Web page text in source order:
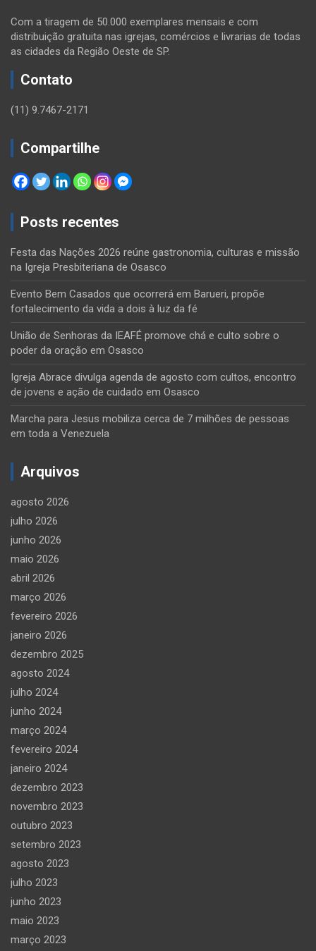
Com a tiragem de 50.000 exemplares mensais e com
distribuição gratuita nas igrejas, comércios e livrarias de todas
as cidades da Região Oeste de SP.
Contato
(11) 9.7467-2171
Compartilhe
Posts recentes
Festa das Nações 2026 reúne gastronomia, culturas e missão
na Igreja Presbiteriana de Osasco
Evento Bem Casados que ocorrerá em Barueri, propõe
fortalecimento da vida a dois à luz da fé
União de Senhoras da IEAFÉ promove chá e culto sobre o
poder da oração em Osasco
Igreja Abrace divulga agenda de agosto com cultos, encontro
de jovens e ação de cuidado em Osasco
Marcha para Jesus mobiliza cerca de 7 milhões de pessoas
em toda a Venezuela
Arquivos
agosto 2026
julho 2026
junho 2026
maio 2026
abril 2026
março 2026
fevereiro 2026
janeiro 2026
dezembro 2025
agosto 2024
julho 2024
junho 2024
março 2024
fevereiro 2024
janeiro 2024
dezembro 2023
novembro 2023
outubro 2023
setembro 2023
agosto 2023
julho 2023
junho 2023
maio 2023
março 2023